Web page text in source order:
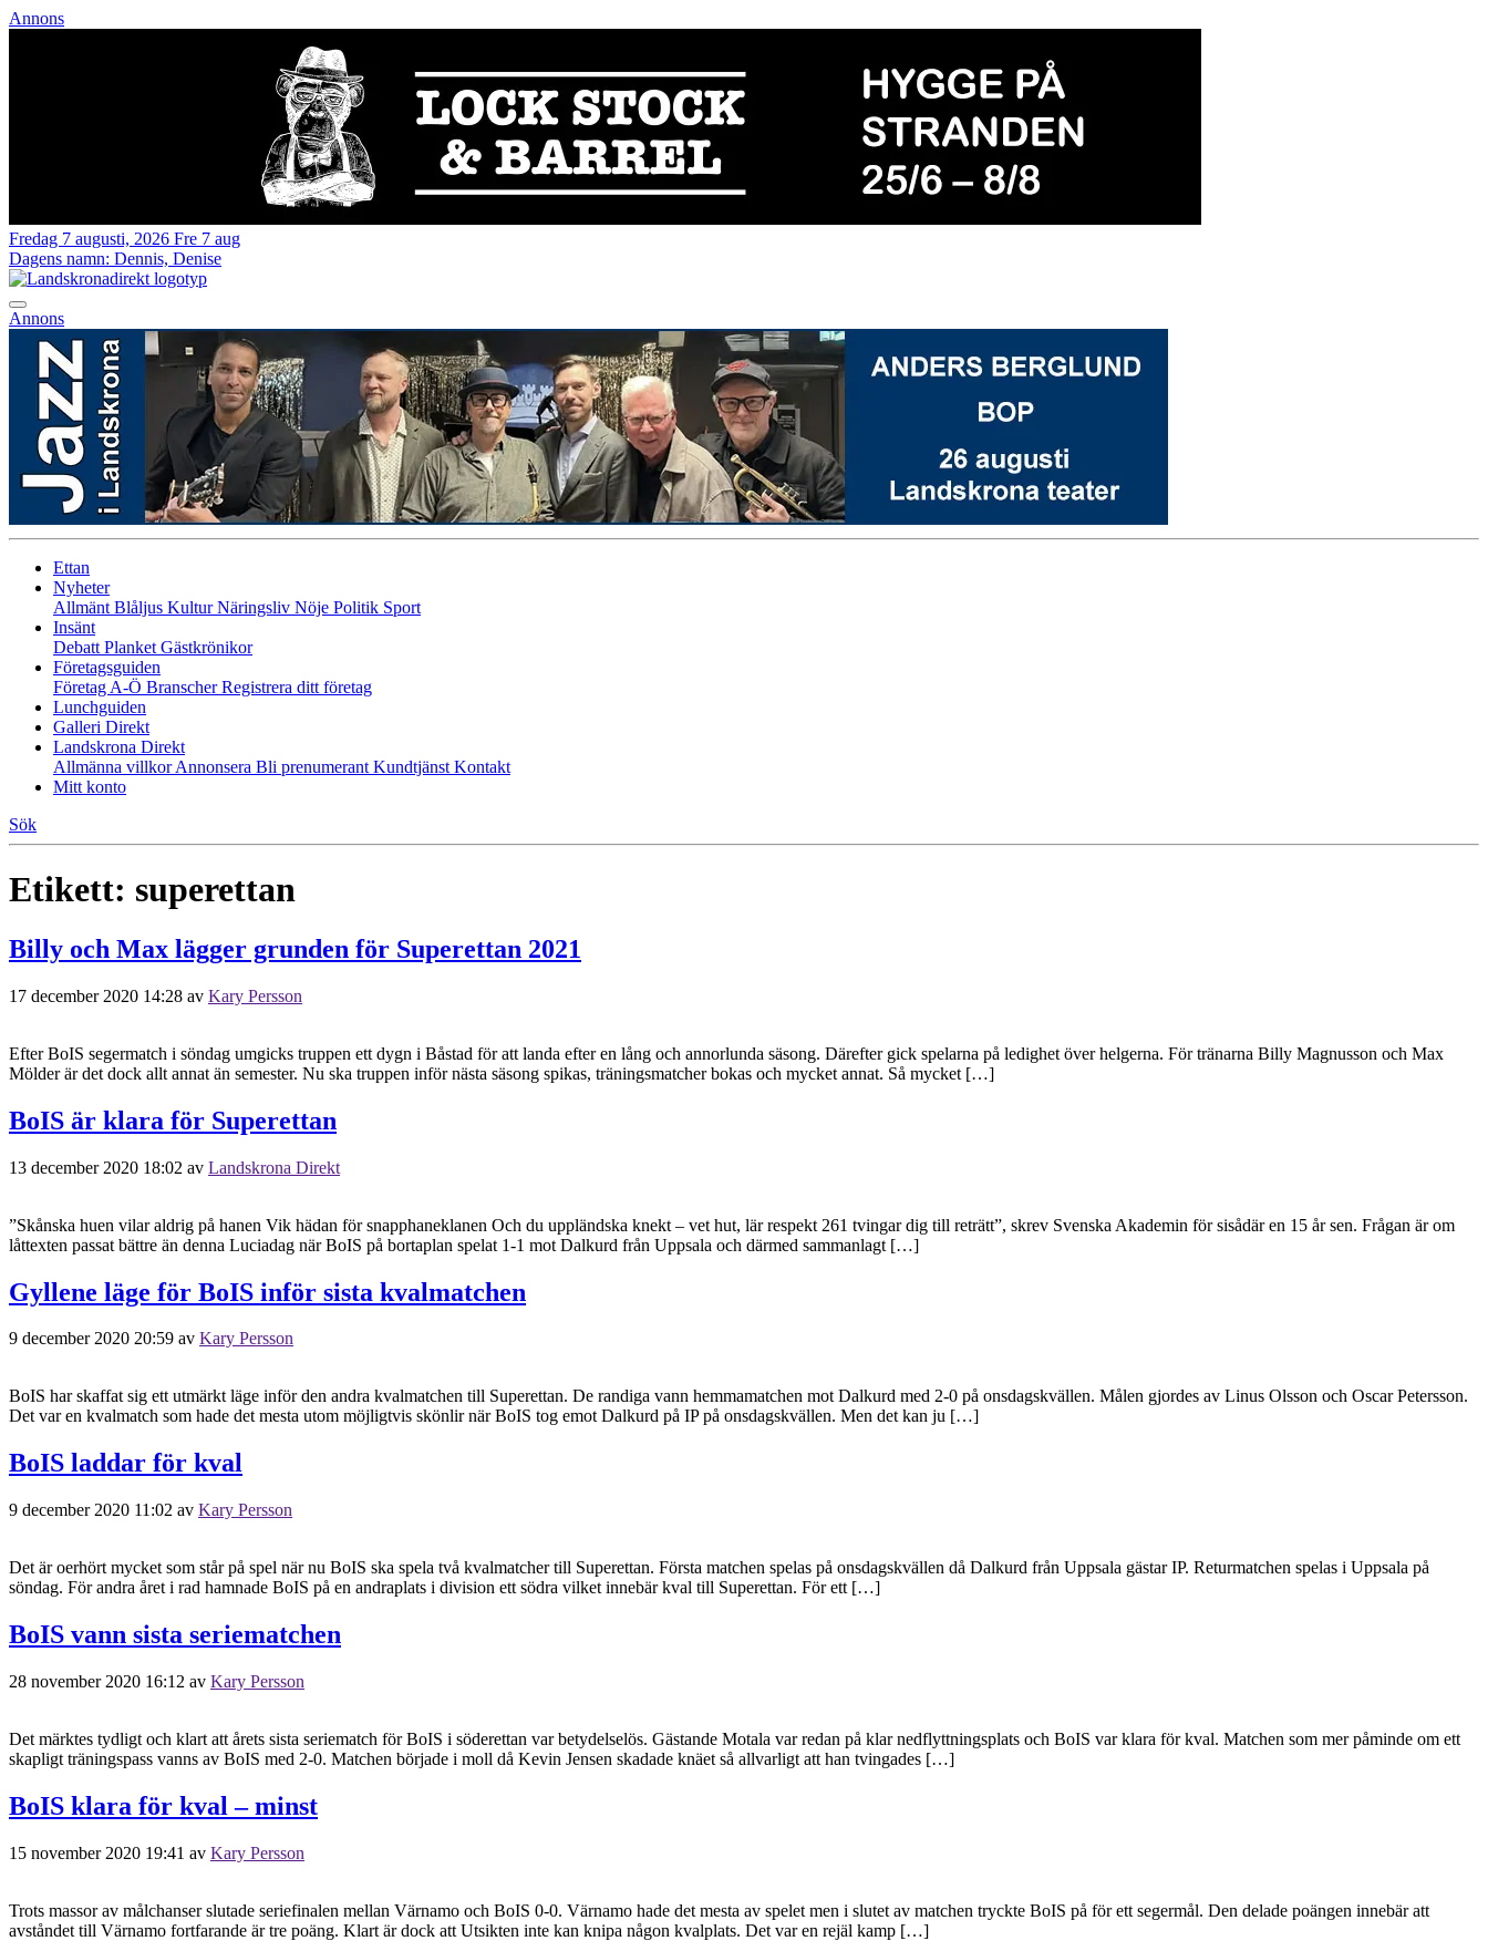
Annons
Fredag 7 augusti, 2026 Fre 7 aug
Dagens namn: Dennis, Denise
Annons
Ettan
Nyheter
Allmänt Blåljus KulturNäringsliv Nöje Politik Sport
Insänt
Debatt Planket Gästkrönikor
Företagsguiden
Företag A-Ö BranscherRegistrera ditt företag
Lunchguiden
Galleri Direkt
Landskrona Direkt
Allmänna villkorAnnonsera Bli prenumerant Kundtjänst Kontakt
Mitt konto
Sök
Etikett: superettan
Billy och Max lägger grunden för Superettan 2021
17 december 2020 14:28 av Kary Persson
Efter BoIS segermatch i söndag umgicks truppen ett dygn i Båstad för att landa efter en lång och annorlunda säsong. Därefter gick spelarna på ledighet över helgerna. För tränarna Billy Magnusson och Max
Mölder är det dock allt annat än semester. Nu ska truppen inför nästa säsong spikas, träningsmatcher bokas och mycket annat. Så mycket […]
BoIS är klara för Superettan
13 december 2020 18:02 av Landskrona Direkt
”Skånska huen vilar aldrig på hanen Vik hädan för snapphaneklanen Och du uppländska knekt – vet hut, lär respekt 261 tvingar dig till reträtt”, skrev Svenska Akademin för sisådär en 15 år sen. Frågan är om
låttexten passat bättre än denna Luciadag när BoIS på bortaplan spelat 1-1 mot Dalkurd från Uppsala och därmed sammanlagt […]
Gyllene läge för BoIS inför sista kvalmatchen
9 december 2020 20:59 av Kary Persson
BoIS har skaffat sig ett utmärkt läge inför den andra kvalmatchen till Superettan. De randiga vann hemmamatchen mot Dalkurd med 2-0 på onsdagskvällen. Målen gjordes av Linus Olsson och Oscar Petersson.
Det var en kvalmatch som hade det mesta utom möjligtvis skönlir när BoIS tog emot Dalkurd på IP på onsdagskvällen. Men det kan ju […]
BoIS laddar för kval
9 december 2020 11:02 av Kary Persson
Det är oerhört mycket som står på spel när nu BoIS ska spela två kvalmatcher till Superettan. Första matchen spelas på onsdagskvällen då Dalkurd från Uppsala gästar IP. Returmatchen spelas i Uppsala på
söndag. För andra året i rad hamnade BoIS på en andraplats i division ett södra vilket innebär kval till Superettan. För ett […]
BoIS vann sista seriematchen
28 november 2020 16:12 av Kary Persson
Det märktes tydligt och klart att årets sista seriematch för BoIS i söderettan var betydelselös. Gästande Motala var redan på klar nedflyttningsplats och BoIS var klara för kval. Matchen som mer påminde om ett
skapligt träningspass vanns av BoIS med 2-0. Matchen började i moll då Kevin Jensen skadade knäet så allvarligt att han tvingades […]
BoIS klara för kval – minst
15 november 2020 19:41 av Kary Persson
Trots massor av målchanser slutade seriefinalen mellan Värnamo och BoIS 0-0. Värnamo hade det mesta av spelet men i slutet av matchen tryckte BoIS på för ett segermål. Den delade poängen innebär att
avståndet till Värnamo fortfarande är tre poäng. Klart är dock att Utsikten inte kan knipa någon kvalplats. Det var en rejäl kamp […]